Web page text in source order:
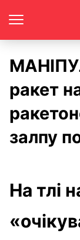
ракет
залпу
На тлі